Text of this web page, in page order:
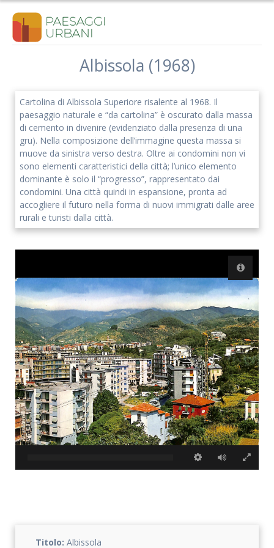
Iscriviti alla nostra newsletter
Rimani aggiornato sulle nostre iniziative e l'andamento del
nostro progetto di ricerca.
Accetto che i miei dati personali vengano registrati da questa
applicazione secondo la vostra normativa sulla privacy
Salta
Albissola (1968)
Cartolina di Albissola Superiore risalente al 1968. Il
paesaggio naturale e “da cartolina” è oscurato dalla massa
di cemento in divenire (evidenziato dalla presenza di una
gru). Nella composizione dell’immagine questa massa si
muove da sinistra verso destra. Oltre ai condomini non vi
sono elementi caratteristici della città; l’unico elemento
dominante è solo il “progresso”, rappresentato dai
condomini. Una città quindi in espansione, pronta ad
accogliere il futuro nella forma di nuovi immigrati dalle aree
rurali e turisti dalla città.
Titolo: Albissola